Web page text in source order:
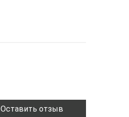
Оставить отзыв